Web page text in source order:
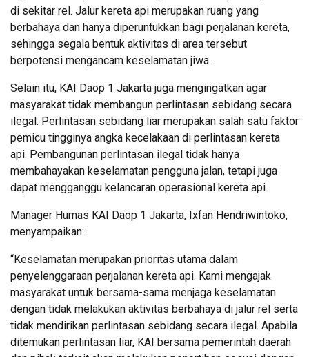
di sekitar rel. Jalur kereta api merupakan ruang yang
berbahaya dan hanya diperuntukkan bagi perjalanan kereta,
sehingga segala bentuk aktivitas di area tersebut
berpotensi mengancam keselamatan jiwa.
Selain itu, KAI Daop 1 Jakarta juga mengingatkan agar
masyarakat tidak membangun perlintasan sebidang secara
ilegal. Perlintasan sebidang liar merupakan salah satu faktor
pemicu tingginya angka kecelakaan di perlintasan kereta
api. Pembangunan perlintasan ilegal tidak hanya
membahayakan keselamatan pengguna jalan, tetapi juga
dapat mengganggu kelancaran operasional kereta api.
Manager Humas KAI Daop 1 Jakarta, Ixfan Hendriwintoko,
menyampaikan:
“Keselamatan merupakan prioritas utama dalam
penyelenggaraan perjalanan kereta api. Kami mengajak
masyarakat untuk bersama-sama menjaga keselamatan
dengan tidak melakukan aktivitas berbahaya di jalur rel serta
tidak mendirikan perlintasan sebidang secara ilegal. Apabila
ditemukan perlintasan liar, KAI bersama pemerintah daerah